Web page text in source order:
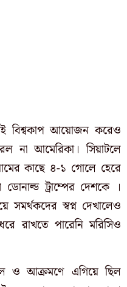
বিশ্বকাপ আয়োজন করেও
না আমেরিকা। সিয়াটলে
কাছে ৪-১ গোলে হেরে
ডোনাল্ড ট্রাম্পের দেশকে ।
সমর্থকদের স্বপ্ন দেখালেও
রাখতে পারেনি মরিসিও
ও আক্রমণে এগিয়ে ছিল